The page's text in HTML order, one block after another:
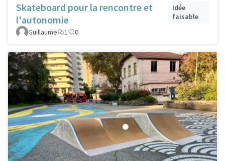
Skateboard pour la rencontre et
l'autonomie
Idée
faisable
Guillaume
1 0